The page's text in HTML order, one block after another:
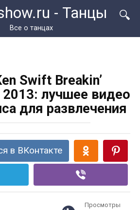
- Танцы
Все о танцах
Swift Breakin’
2013: лучшее видео
для развлечения
в ВКонтакте
Просмотры